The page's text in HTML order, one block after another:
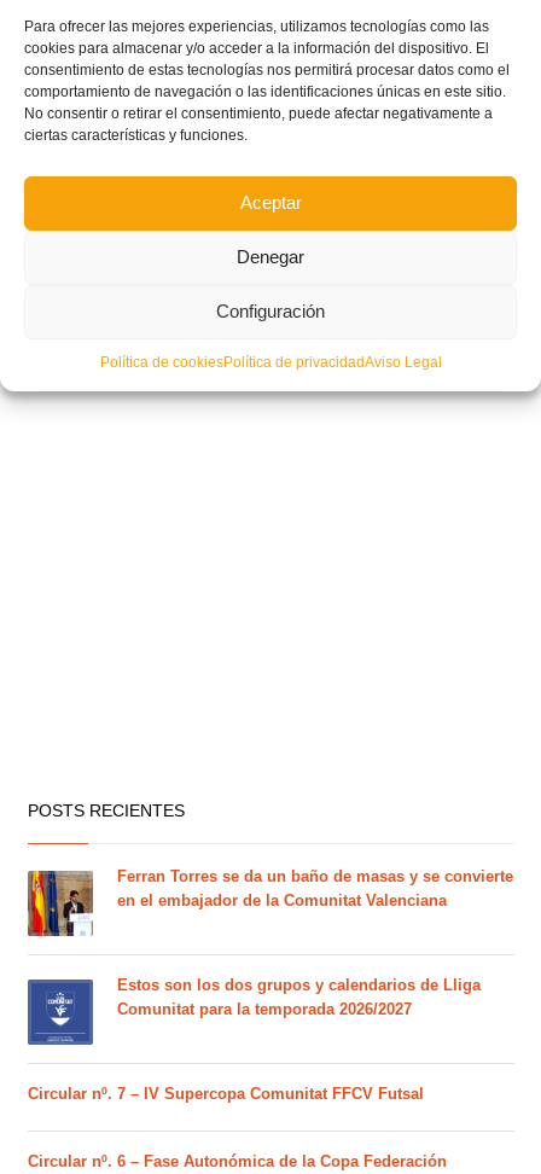
Para ofrecer las mejores experiencias, utilizamos tecnologías como las
cookies para almacenar y/o acceder a la información del dispositivo. El
consentimiento de estas tecnologías nos permitirá procesar datos como el
comportamiento de navegación o las identificaciones únicas en este sitio.
No consentir o retirar el consentimiento, puede afectar negativamente a
ciertas características y funciones.
Aceptar
Denegar
Configuración
Política de cookiesPolítica de privacidadAviso Legal
CONVOCATORIA: Amistoso de la Selecció Valenciana masculina sub16
de fútbol ante el Levante UD
POSTS RECIENTES
Ferran Torres se da un baño de masas y se convierte
en el embajador de la Comunitat Valenciana
Estos son los dos grupos y calendarios de Lliga
Comunitat para la temporada 2026/2027
Circular nº. 7 – IV Supercopa Comunitat FFCV Futsal
Circular nº. 6 – Fase Autonómica de la Copa Federación